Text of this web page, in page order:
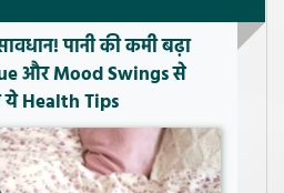
पानी की कमी बढ़ा
और Mood Swings से
Health Tips